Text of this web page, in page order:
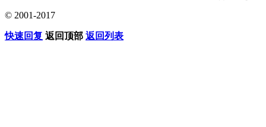
© 2001-2017
快速回复 返回顶部 返回列表